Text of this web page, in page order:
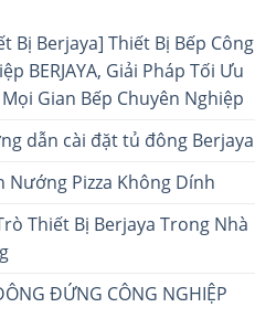
Bị Berjaya] Thiết Bị Bếp Công
BERJAYA, Giải Pháp Tối Ưu
Gian Bếp Chuyên Nghiệp
dẫn cài đặt tủ đông Berjaya
Nướng Pizza Không Dính
Thiết Bị Berjaya Trong Nhà
ĐỨNG CÔNG NGHIỆP